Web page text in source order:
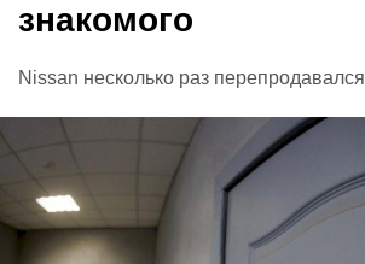
знакомого
Nissan несколько раз перепродавался